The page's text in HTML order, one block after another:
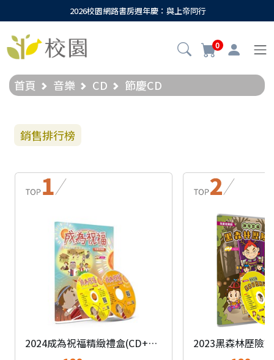
2026校園網路書房週年慶：與上帝同行
0
首頁 音樂 CD 節慶CD
銷售排行榜
2024成為祝福精緻禮盒(CD+DVD)